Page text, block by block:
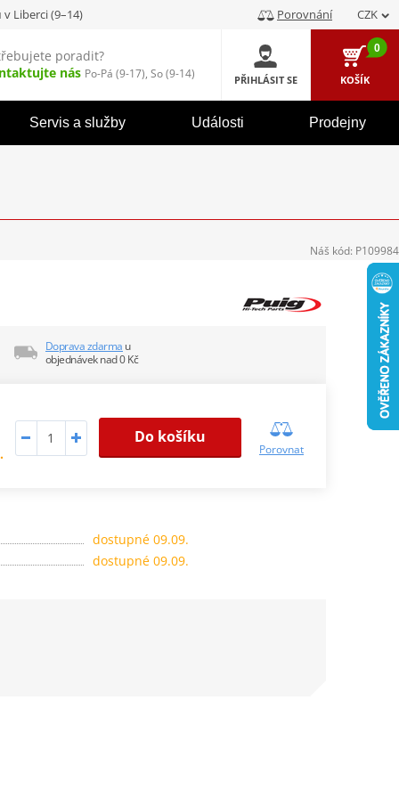
v Liberci (9–14) Porovnání CZK
poradit?
nás Po-Pá (9-17), So (9-14) PŘIHLÁSIT SE
0
KOŠÍK
Servis a služby Události Prodejny
Doprava zdarma u
objednávek nad 0 Kč
Do košíku
Porovnat
dostupné 09.09.
dostupné 09.09.
Náš kód: P109984